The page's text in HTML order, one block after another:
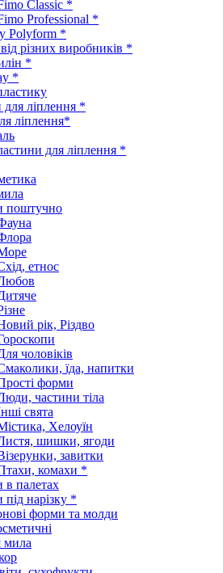
Classic *
Professional *
Polyform *
різних виробників *
*
*
для ліплення *
ліплення*
для ліплення *
поштучно
етнос
рік, Різдво
чоловіків
їда, напитки
форми
частини тіла
свята
Хелоуїн
шишки, ягоди
завитки
комахи *
палетах
нарізку *
форми та молди